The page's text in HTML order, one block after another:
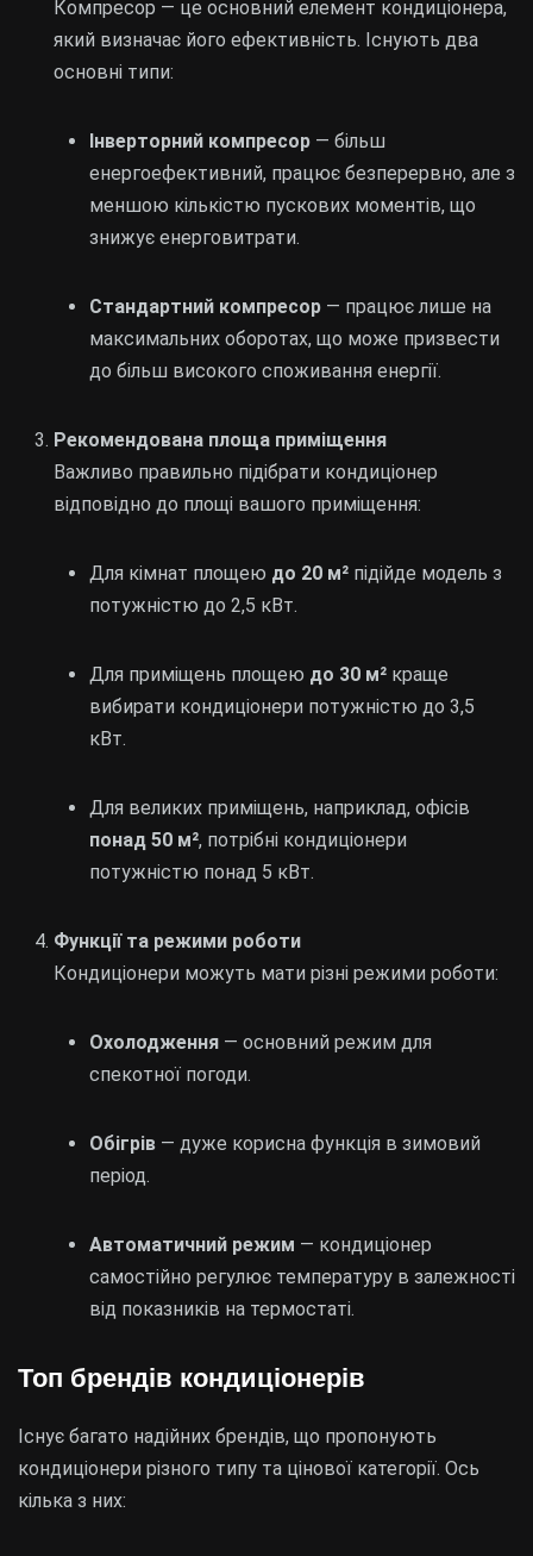
Компресор — це основний елемент кондиціонера,
який визначає його ефективність. Існують два
основні типи:
Інверторний компресор — більш
енергоефективний, працює безперервно, але з
меншою кількістю пускових моментів, що
знижує енерговитрати.
Стандартний компресор — працює лише на
максимальних оборотах, що може призвести
до більш високого споживання енергії.
Рекомендована площа приміщення
Важливо правильно підібрати кондиціонер
відповідно до площі вашого приміщення:
Для кімнат площею до 20 м² підійде модель з
потужністю до 2,5 кВт.
Для приміщень площею до 30 м² краще
вибирати кондиціонери потужністю до 3,5
кВт.
Для великих приміщень, наприклад, офісів
понад 50 м², потрібні кондиціонери
потужністю понад 5 кВт.
Функції та режими роботи
Кондиціонери можуть мати різні режими роботи:
Охолодження — основний режим для
спекотної погоди.
Обігрів — дуже корисна функція в зимовий
період.
Автоматичний режим — кондиціонер
самостійно регулює температуру в залежності
від показників на термостаті.
Топ брендів кондиціонерів
Існує багато надійних брендів, що пропонують
кондиціонери різного типу та цінової категорії. Ось
кілька з них: